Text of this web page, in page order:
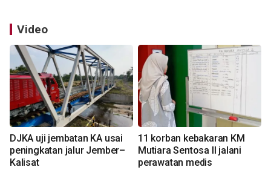
Video
DJKA uji jembatan KA usai
peningkatan jalur Jember–
Kalisat
11 korban kebakaran KM
Mutiara Sentosa II jalani
perawatan medis